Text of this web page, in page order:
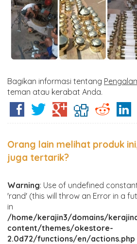
Bagikan informasi tentang
teman atau kerabat Anda.
Orang lain melihat produk
juga tertarik?
Warning: Use of undefined
'rand' (this will throw an Error in a
in
/home/kerajin3/domains/
content/themes/okestore-
2.0d72/functions/en/actions.php